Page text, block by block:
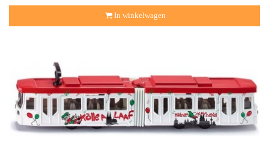
In winkelwagen